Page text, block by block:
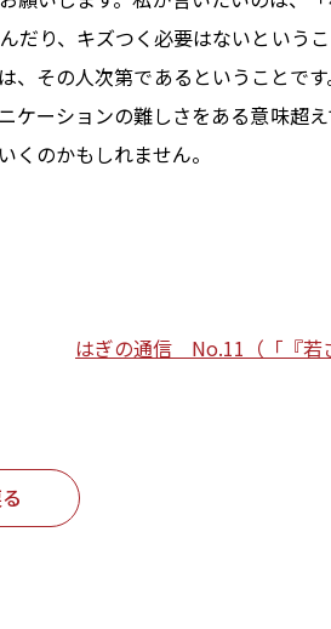
だり、キズつく必要はないという
、その人次第であるということで
ケーションの難しさをある意味超
のかもしれません。
はぎの通信 No.11（「『若